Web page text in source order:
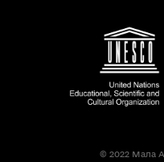
© 2022 Мала